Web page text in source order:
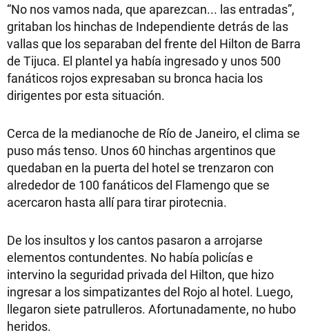
“No nos vamos nada, que aparezcan... las entradas”,
gritaban los hinchas de Independiente detrás de las
vallas que los separaban del frente del Hilton de Barra
de Tijuca. El plantel ya había ingresado y unos 500
fanáticos rojos expresaban su bronca hacia los
dirigentes por esta situación.
Cerca de la medianoche de Río de Janeiro, el clima se
puso más tenso. Unos 60 hinchas argentinos que
quedaban en la puerta del hotel se trenzaron con
alrededor de 100 fanáticos del Flamengo que se
acercaron hasta allí para tirar pirotecnia.
De los insultos y los cantos pasaron a arrojarse
elementos contundentes. No había policías e
intervino la seguridad privada del Hilton, que hizo
ingresar a los simpatizantes del Rojo al hotel. Luego,
llegaron siete patrulleros. Afortunadamente, no hubo
heridos.